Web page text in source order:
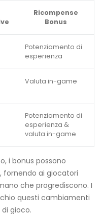
Ricompense
Bonus
Potenziamento di
esperienza
Valuta in-game
Potenziamento di
esperienza &
valuta in-game
i bonus possono
fornendo ai giocatori
che progrediscono. I
questi cambiamenti
gioco.